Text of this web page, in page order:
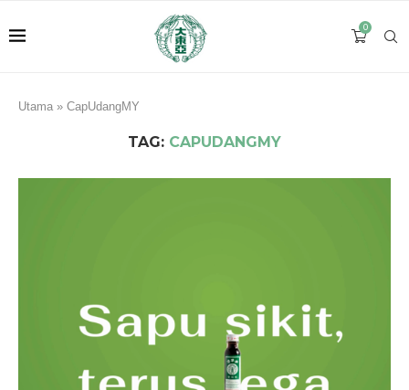
0
Utama » CapUdangMY
TAG: CAPUDANGMY